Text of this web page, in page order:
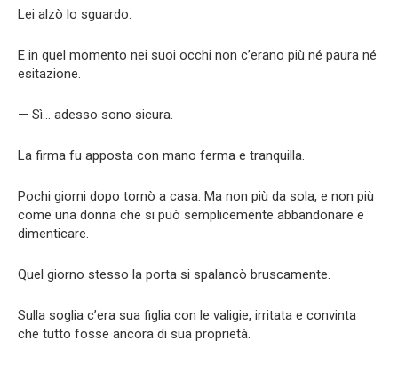
Lei alzò lo sguardo.
E in quel momento nei suoi occhi non c’erano più né paura né
esitazione.
— Sì… adesso sono sicura.
La firma fu apposta con mano ferma e tranquilla.
Pochi giorni dopo tornò a casa. Ma non più da sola, e non più
come una donna che si può semplicemente abbandonare e
dimenticare.
Quel giorno stesso la porta si spalancò bruscamente.
Sulla soglia c’era sua figlia con le valigie, irritata e convinta
che tutto fosse ancora di sua proprietà.